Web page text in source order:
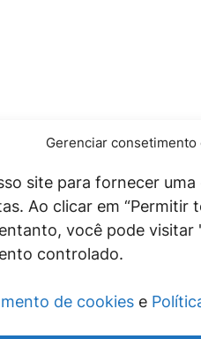
Gerenciar consetimento
site para fornecer
Ao clicar em “Permitir
você pode
controlado.
de cookies e